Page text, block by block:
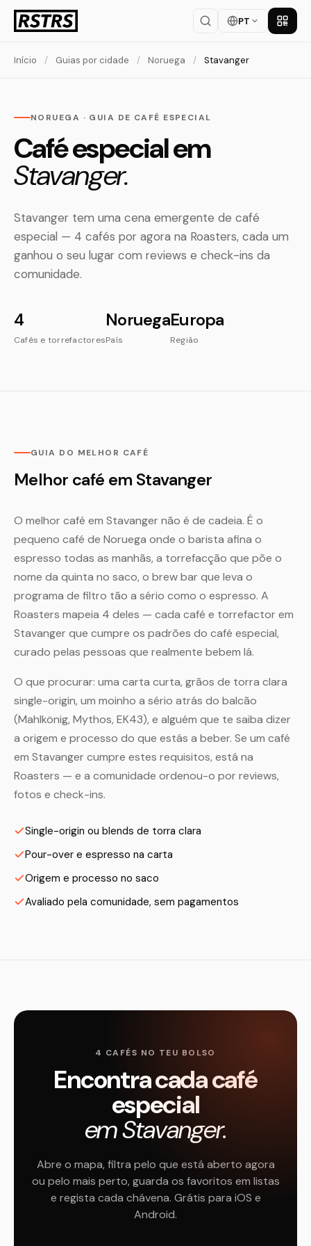
PT Baixar
Início / Guias por cidade / Noruega / Stavanger
NORUEGA · GUIA DE CAFÉ ESPECIAL
Café especial em
Stavanger.
Stavanger tem uma cena emergente de café
especial — 4 cafés por agora na Roasters, cada um
ganhou o seu lugar com reviews e check-ins da
comunidade.
4
Cafés e torrefactores
Noruega
País
Europa
Região
GUIA DO MELHOR CAFÉ
Melhor café em Stavanger
O melhor café em Stavanger não é de cadeia. É o
pequeno café de Noruega onde o barista afina o
espresso todas as manhãs, a torrefacção que põe o
nome da quinta no saco, o brew bar que leva o
programa de filtro tão a sério como o espresso. A
Roasters mapeia 4 deles — cada café e torrefactor em
Stavanger que cumpre os padrões do café especial,
curado pelas pessoas que realmente bebem lá.
O que procurar: uma carta curta, grãos de torra clara
single-origin, um moinho a sério atrás do balcão
(Mahlkönig, Mythos, EK43), e alguém que te saiba dizer
a origem e processo do que estás a beber. Se um café
em Stavanger cumpre estes requisitos, está na
Roasters — e a comunidade ordenou-o por reviews,
fotos e check-ins.
Single-origin ou blends de torra clara
Pour-over e espresso na carta
Origem e processo no saco
Avaliado pela comunidade, sem pagamentos
4 CAFÉS NO TEU BOLSO
Encontra cada café
especial
em Stavanger.
Abre o mapa, filtra pelo que está aberto agora
ou pelo mais perto, guarda os favoritos em listas
e regista cada chávena. Grátis para iOS e
Android.